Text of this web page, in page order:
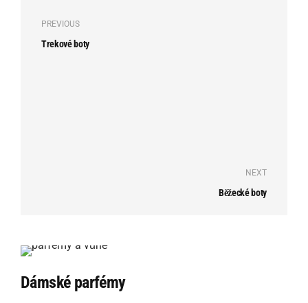
PREVIOUS
Trekové boty
NEXT
Běžecké boty
Dámské parfémy